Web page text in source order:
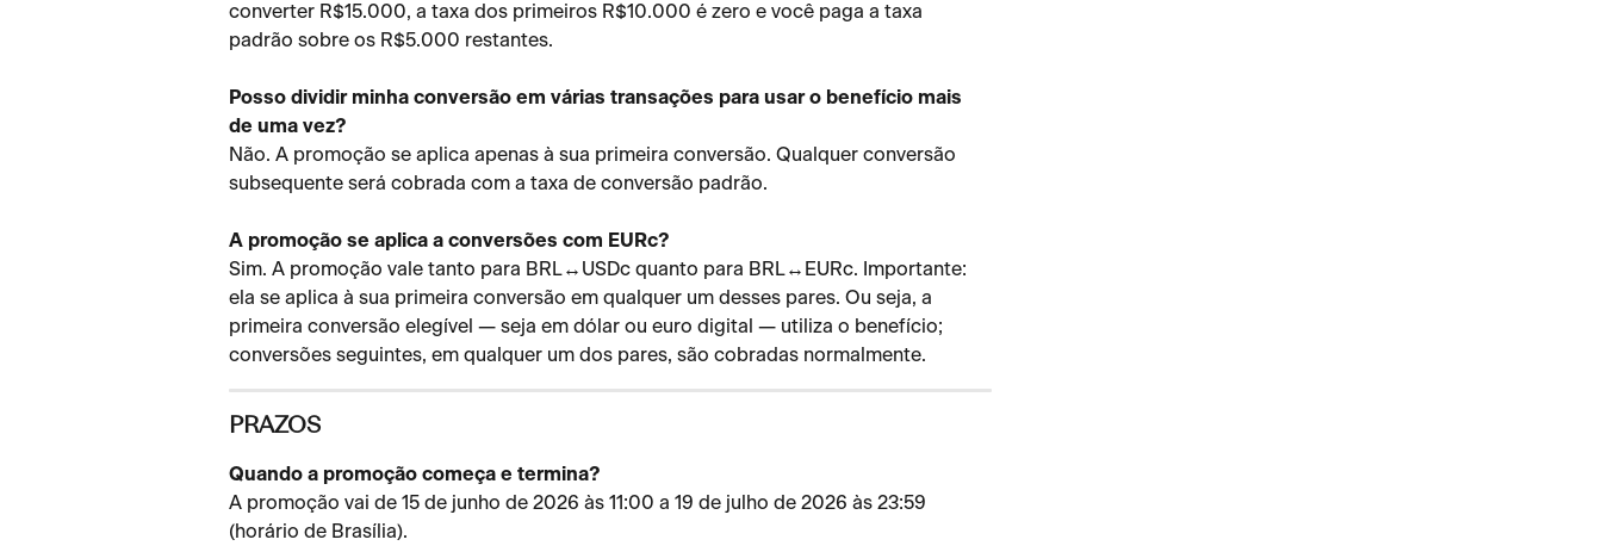
converter R$15.000, a taxa dos primeiros R$10.000 é zero e você paga a taxa
padrão sobre os R$5.000 restantes.
Posso dividir minha conversão em várias transações para usar o benefício mais
de uma vez?
Não. A promoção se aplica apenas à sua primeira conversão. Qualquer conversão
subsequente será cobrada com a taxa de conversão padrão.
A promoção se aplica a conversões com EURc?
Sim. A promoção vale tanto para BRL↔USDc quanto para BRL↔EURc. Importante:
ela se aplica à sua primeira conversão em qualquer um desses pares. Ou seja, a
primeira conversão elegível — seja em dólar ou euro digital — utiliza o benefício;
conversões seguintes, em qualquer um dos pares, são cobradas normalmente.
PRAZOS
Quando a promoção começa e termina?
A promoção vai de 15 de junho de 2026 às 11:00 a 19 de julho de 2026 às 23:59
(horário de Brasília).